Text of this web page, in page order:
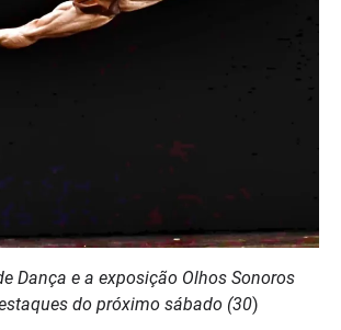
Dança e a exposição Olhos Sonoros
do próximo sábado (30)